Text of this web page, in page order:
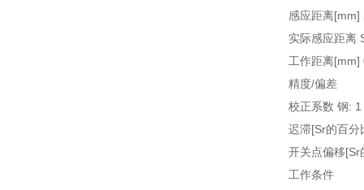
感应距离[mm]
实际感应距离
工作距离[mm]
精度/偏差
校正系数 钢:
迟滞[Sr的百分
开关点偏移
工作条件